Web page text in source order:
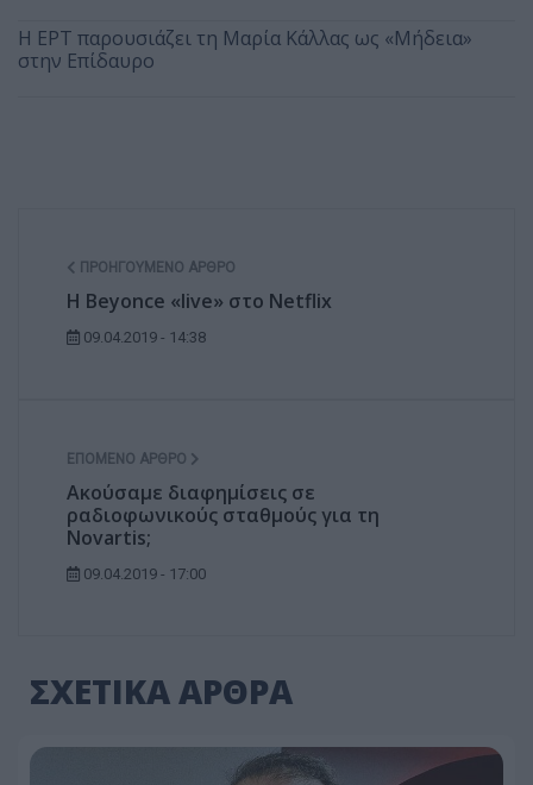
Η ΕΡΤ παρουσιάζει τη Μαρία Κάλλας ως «Μήδεια»
στην Επίδαυρο
ΠΡΟΗΓΟΎΜΕΝΟ ΆΡΘΡΟ
Η Beyonce «live» στο Netflix
09.04.2019 - 14:38
ΕΠΌΜΕΝΟ ΆΡΘΡΟ
Ακούσαμε διαφημίσεις σε
ραδιοφωνικούς σταθμούς για τη
Novartis;
09.04.2019 - 17:00
ΣΧΕΤΙΚΑ ΑΡΘΡΑ